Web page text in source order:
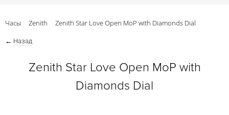
Часы Zenith Zenith Star Love Open MoP with Diamonds Dial
← Назад
Zenith Star Love Open MoP with
Diamonds Dial